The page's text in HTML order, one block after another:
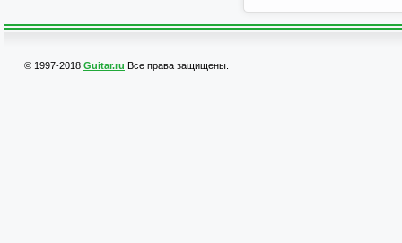
© 1997-2018 Guitar.ru Все права защищены.